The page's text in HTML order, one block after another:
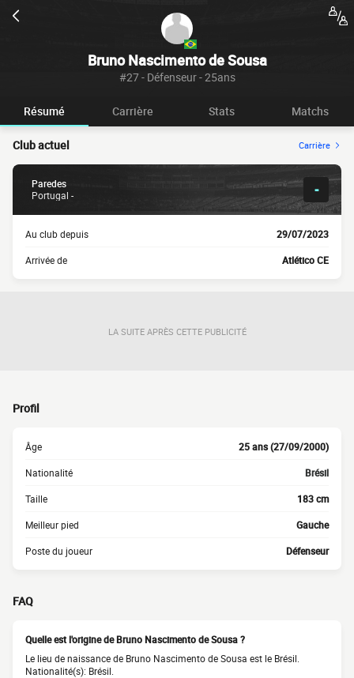
Bruno Nascimento de Sousa
#27 - Défenseur - 25ans
Résumé Carrière Stats Matchs
Club actuel Carrière
Paredes
Portugal -
-
Au club depuis 29/07/2023
Arrivée de Atlético CE
LA SUITE APRÈS CETTE PUBLICITÉ
Profil
Âge 25 ans (27/09/2000)
Nationalité Brésil
Taille 183 cm
Meilleur pied Gauche
Poste du joueur Défenseur
FAQ
Quelle est l'origine de Bruno Nascimento de Sousa ?
Le lieu de naissance de Bruno Nascimento de Sousa est le Brésil.
Nationalité(s): Brésil.